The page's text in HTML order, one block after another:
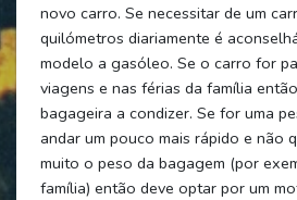
novo carro. Se necessitar de um
quilómetros diariamente é
modelo a gasóleo. Se o carro for
viagens e nas férias da família
bagageira a condizer. Se for uma
andar um pouco mais rápido e não
muito o peso da bagagem (por
família) então deve optar por um